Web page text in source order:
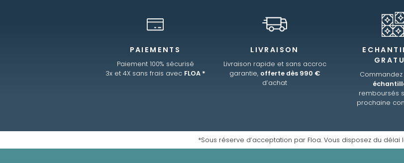
PAIEMENTS
Paiement 100% sécurisé
3x et 4X sans frais avec FLOA *
LIVRAISON
Livraison rapide et sans accroc
garantie, offerte dès 990 €
d’achat
Commandez
remboursés
prochaine
*Sous réserve d’acceptation par Floa. Vous disposez du